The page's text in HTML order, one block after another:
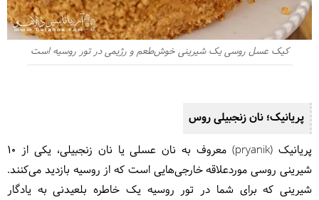
کیک عسل روسی یک شیرینی خوش‌طعم و رژیمی در تور روسیه است
پریانیک؛ نان زنجبیلی روس
پریانیک (pryanik) معروف به نان عسلی یا نان زنجبیلی، یکی از ۱۰
شیرینی روسی موردعلاقه خارجی‌هایی است که از روسیه بازدید می‌کنند.
شیرینی که برای شما در تور روسیه یک خاطره بلعیدنی به یادگار